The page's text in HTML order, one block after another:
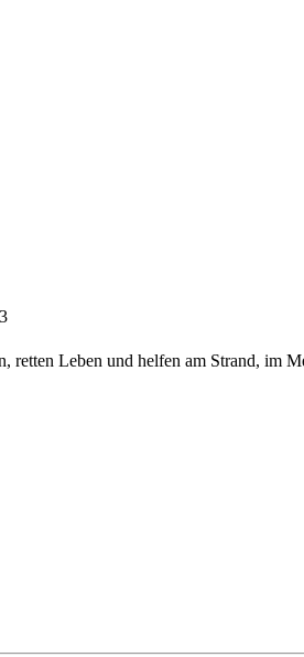
Leben und helfen am Strand, im